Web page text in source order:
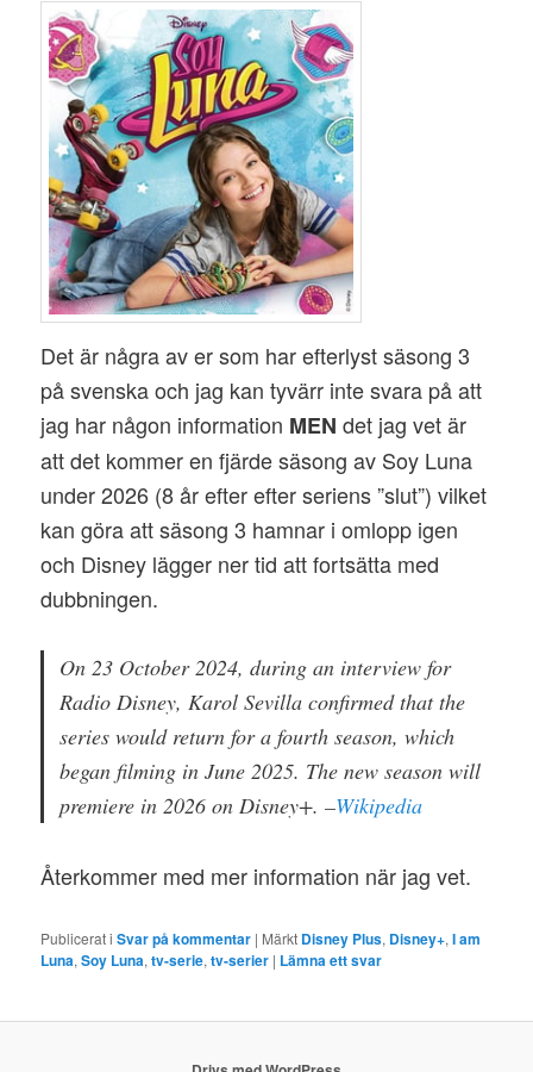
Det är några av er som har efterlyst säsong 3
på svenska och jag kan tyvärr inte svara på att
jag har någon information MEN det jag vet är
att det kommer en fjärde säsong av Soy Luna
under 2026 (8 år efter efter seriens ”slut”) vilket
kan göra att säsong 3 hamnar i omlopp igen
och Disney lägger ner tid att fortsätta med
dubbningen.
On 23 October 2024, during an interview for
Radio Disney, Karol Sevilla confirmed that the
series would return for a fourth season, which
began filming in June 2025. The new season will
premiere in 2026 on Disney+. –Wikipedia
Återkommer med mer information när jag vet.
Publicerat i Svar på kommentar | Märkt Disney Plus, Disney+,I am
Luna,Soy Luna,tv-serie,tv-serier | Lämna ett svar